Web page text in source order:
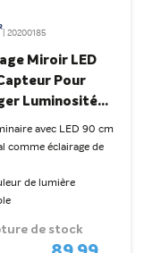
| 20200185
Miroir LED
Pour
Luminosité
Lotis 16,5W
IP44
avec LED 90 cm
comme éclairage de
de lumière
de stock